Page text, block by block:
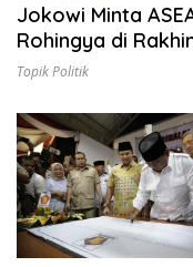
Jokowi Minta
Rohingya di
Topik Politik